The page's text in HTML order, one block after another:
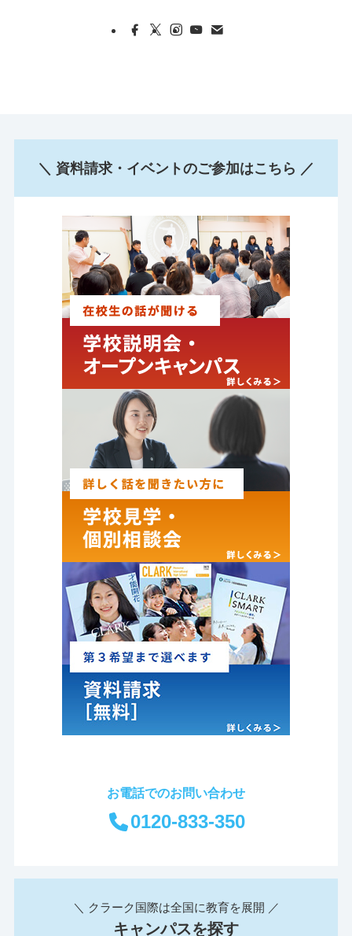
＼ 資料請求・イベントのご参加はこちら ／
お電話でのお問い合わせ
0120-833-350
＼ クラーク国際は全国に教育を展開 ／
キャンパスを探す